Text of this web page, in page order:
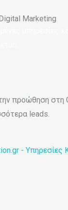
Marketing
προώθηση στη
leads.